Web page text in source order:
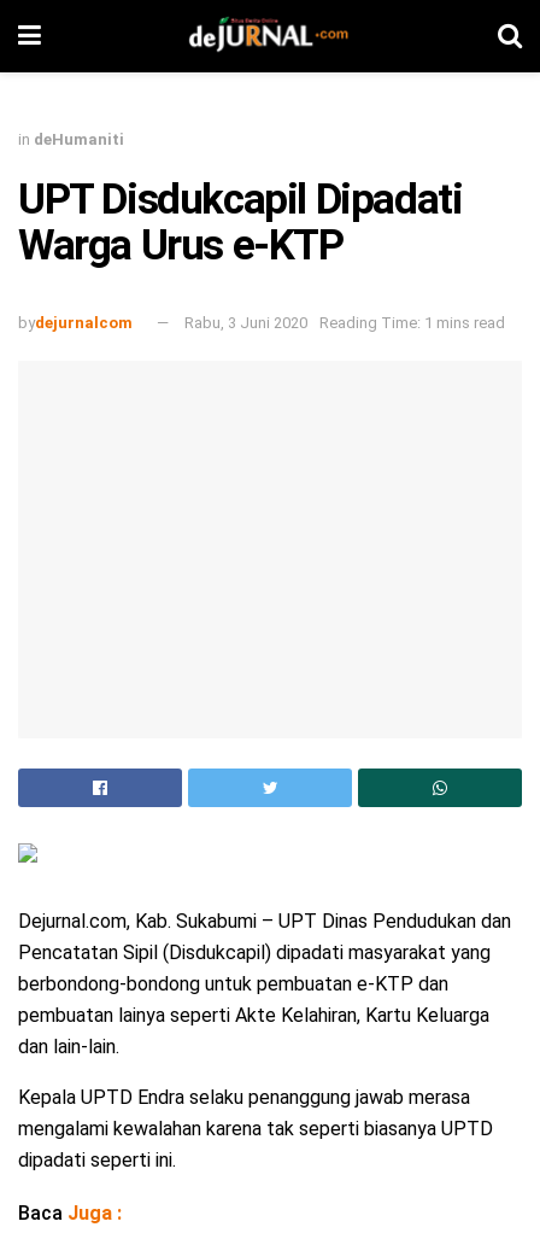
in deHumaniti
UPT Disdukcapil Dipadati
Warga Urus e-KTP
bydejurnalcom Rabu, 3 Juni 2020 Reading Time: 1 mins read
Dejurnal.com, Kab. Sukabumi – UPT Dinas Pendudukan dan
Pencatatan Sipil (Disdukcapil) dipadati masyarakat yang
berbondong-bondong untuk pembuatan e-KTP dan
pembuatan lainya seperti Akte Kelahiran, Kartu Keluarga
dan lain-lain.
Kepala UPTD Endra selaku penanggung jawab merasa
mengalami kewalahan karena tak seperti biasanya UPTD
dipadati seperti ini.
Baca Juga :